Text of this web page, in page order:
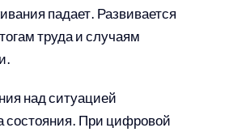
падает. Развивается
труда и случаям
над ситуацией
состояния. При цифровой